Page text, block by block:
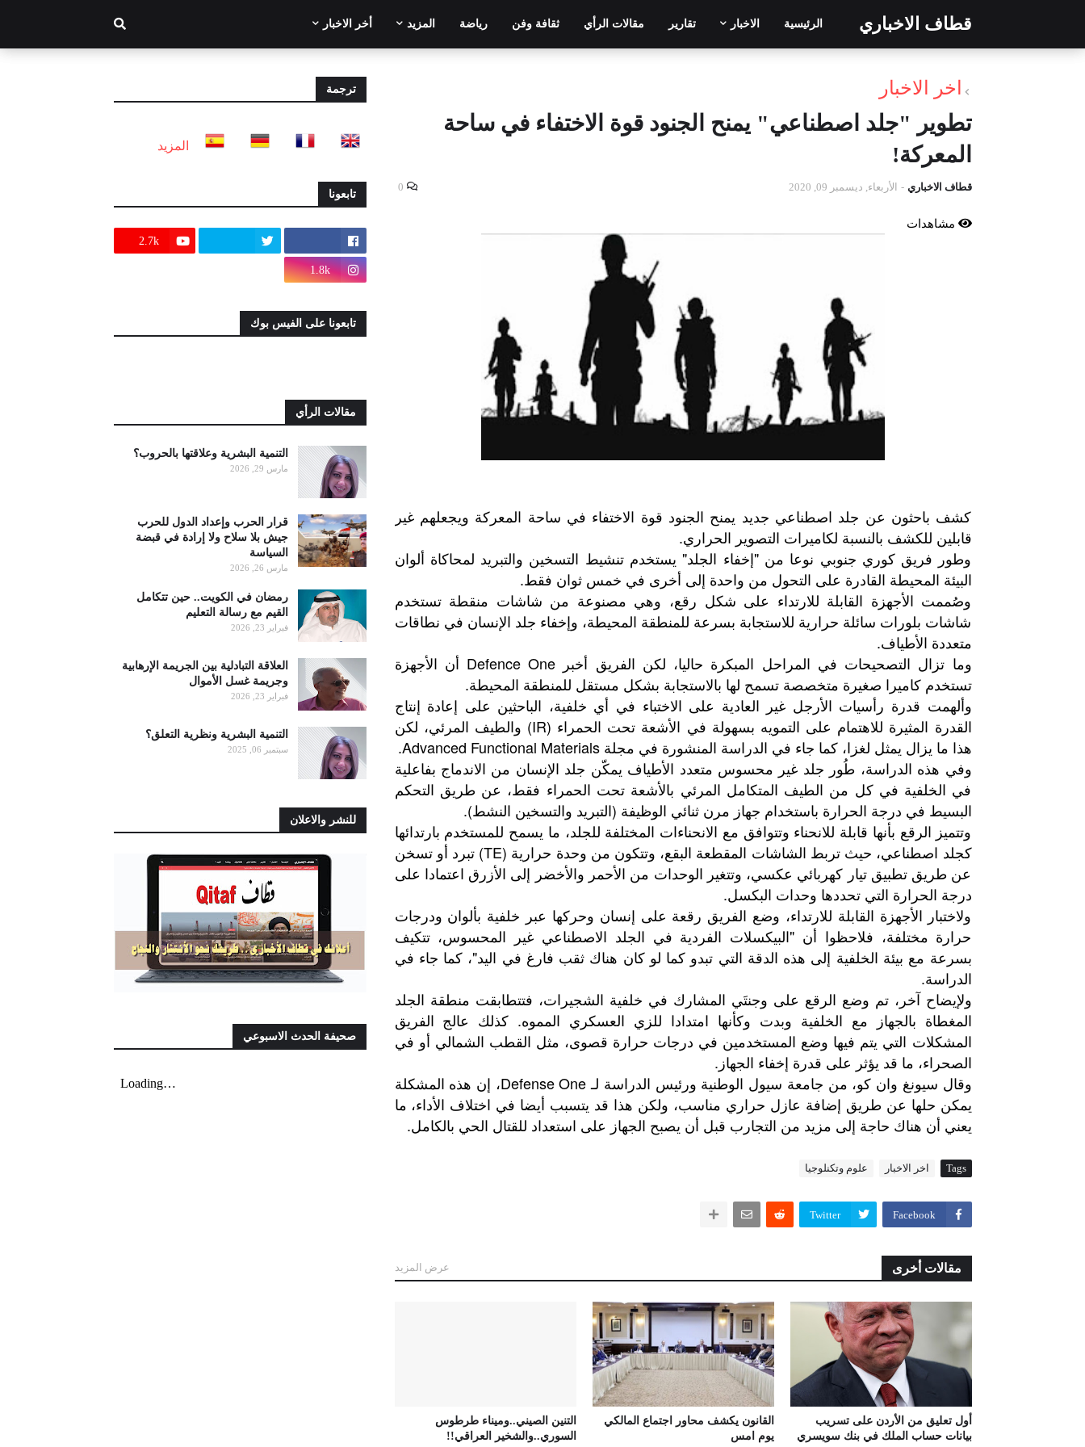
قطاف الاخباري الرئيسية الاخبار تقارير مقالات الرأي ثقافة وفن رياضة المزيد أخر الاخبار
اخر الاخبار
تطوير "جلد اصطناعي" يمنح الجنود قوة الاختفاء في ساحة
المعركة!
قطاف الاخباري - الأربعاء, ديسمبر 09, 2020 0
مشاهدات
كشف باحثون عن جلد اصطناعي جديد يمنح الجنود قوة الاختفاء في ساحة المعركة ويجعلهم غير
قابلين للكشف بالنسبة لكاميرات التصوير الحراري.
وطور فريق كوري جنوبي نوعا من "إخفاء الجلد" يستخدم تنشيط التسخين والتبريد لمحاكاة ألوان
البيئة المحيطة القادرة على التحول من واحدة إلى أخرى في خمس ثوان فقط.
وصُممت الأجهزة القابلة للارتداء على شكل رقع، وهي مصنوعة من شاشات منقطة تستخدم
شاشات بلورات سائلة حرارية للاستجابة بسرعة للمنطقة المحيطة، وإخفاء جلد الإنسان في نطاقات
متعددة الأطياف.
وما تزال التصحيحات في المراحل المبكرة حاليا، لكن الفريق أخبر Defence One أن الأجهزة
تستخدم كاميرا صغيرة متخصصة تسمح لها بالاستجابة بشكل مستقل للمنطقة المحيطة.
وألهمت قدرة رأسيات الأرجل غير العادية على الاختباء في أي خلفية، الباحثين على إعادة إنتاج
القدرة المثيرة للاهتمام على التمويه بسهولة في الأشعة تحت الحمراء (IR) والطيف المرئي، لكن
هذا ما يزال يمثل لغزا، كما جاء في الدراسة المنشورة في مجلة Advanced Functional Materials.
وفي هذه الدراسة، طُور جلد غير محسوس متعدد الأطياف يمكّن جلد الإنسان من الاندماج بفاعلية
في الخلفية في كل من الطيف المتكامل المرئي بالأشعة تحت الحمراء فقط، عن طريق التحكم
البسيط في درجة الحرارة باستخدام جهاز مرن ثنائي الوظيفة (التبريد والتسخين النشط).
وتتميز الرقع بأنها قابلة للانحناء وتتوافق مع الانحناءات المختلفة للجلد، ما يسمح للمستخدم بارتدائها
كجلد اصطناعي، حيث تربط الشاشات المقطعة البقع، وتتكون من وحدة حرارية (TE) تبرد أو تسخن
عن طريق تطبيق تيار كهربائي عكسي، وتتغير الوحدات من الأحمر والأخضر إلى الأزرق اعتمادا على
درجة الحرارة التي تحددها وحدات البكسل.
ولاختبار الأجهزة القابلة للارتداء، وضع الفريق رقعة على إنسان وحركها عبر خلفية بألوان ودرجات
حرارة مختلفة، فلاحظوا أن "البيكسلات الفردية في الجلد الاصطناعي غير المحسوس، تتكيف
بسرعة مع بيئة الخلفية إلى هذه الدقة التي تبدو كما لو كان هناك ثقب فارغ في اليد"، كما جاء في
الدراسة.
ولإيضاح آخر، تم وضع الرقع على وجنتَي المشارك في خلفية الشجيرات، فتتطابقت منطقة الجلد
المغطاة بالجهاز مع الخلفية وبدت وكأنها امتدادا للزي العسكري المموه. كذلك عالج الفريق
المشكلات التي يتم فيها وضع المستخدمين في درجات حرارة قصوى، مثل القطب الشمالي أو في
الصحراء، ما قد يؤثر على قدرة إخفاء الجهاز.
وقال سيونغ وان كو، من جامعة سيول الوطنية ورئيس الدراسة لـDefense One ، إن هذه المشكلة
يمكن حلها عن طريق إضافة عازل حراري مناسب، ولكن هذا قد يتسبب أيضا في اختلاف الأداء، ما
يعني أن هناك حاجة إلى مزيد من التجارب قبل أن يصبح الجهاز على استعداد للقتال الحي بالكامل.
Tags اخر الاخبار علوم وتكنلوجيا
Facebook
Twitter
مقالات أخرى عرض المزيد
أول تعليق من الأردن على تسريب
بيانات حساب الملك في بنك سويسري
القانون يكشف محاور اجتماع المالكي
يوم امس
التنين الصيني..وميناء طرطوس
السوري..والشخير العراقي!!
ترجمة
المزيد
تابعونا
2.7k
1.8k
تابعونا على الفيس بوك
مقالات الرأي
التنمية البشرية وعلاقتها بالحروب؟
مارس 29, 2026
قرار الحرب وإعداد الدول للحرب
جيش بلا سلاح ولا إرادة في قبضة
السياسة
مارس 26, 2026
رمضان في الكويت.. حين تتكامل
القيم مع رسالة التعليم
فبراير 23, 2026
العلاقة التبادلية بين الجريمة الإرهابية
وجريمة غسل الأموال
فبراير 23, 2026
التنمية البشرية ونظرية التعلق؟
سبتمبر 06, 2025
للنشر والاعلان
صحيفة الحدث الاسبوعي